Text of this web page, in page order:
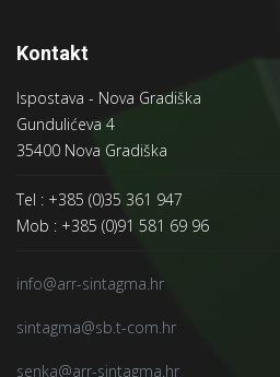
Kontakt
Ispostava - Nova Gradiška
Gundulićeva 4
35400 Nova Gradiška
Tel : +385 (0)35 361 947
Mob : +385 (0)91 581 69 96
info@arr-sintagma.hr
sintagma@sb.t-com.hr
senka@arr-sintagma.hr